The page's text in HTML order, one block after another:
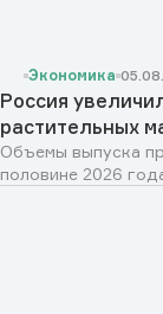
Экономика
Россия
растительных
Объемы выпуска
половине 2026